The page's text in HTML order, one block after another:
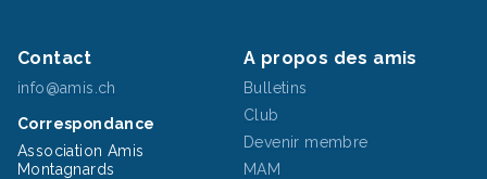
Contact
info@amis.ch
Correspondance
Association Amis
Montagnards
A propos des amis
Bulletins
Club
Devenir membre
MAM